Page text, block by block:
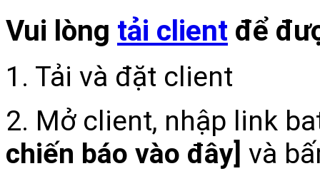
Vui lòng tải client để
1. Tải và đặt client
2. Mở client, nhập link
chiến báo vào đây] và